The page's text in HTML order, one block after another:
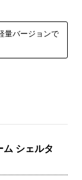
量バージョンで
ム シェルタ